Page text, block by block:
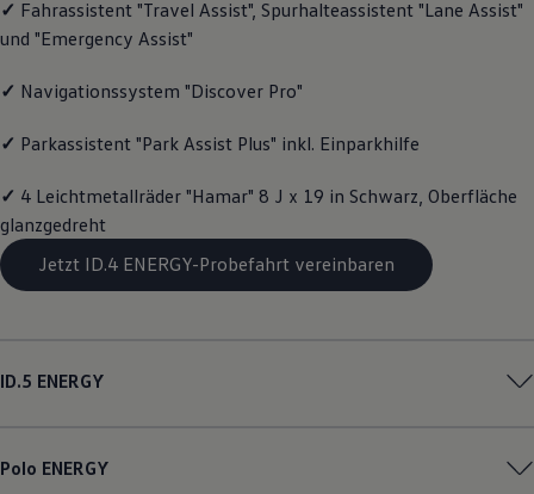
Magazin
Lifestyle
Familie
Pannen- und Unfallhilfe
✓ Fahrassistent "Travel Assist", Spurhalteassistent "Lane Assist"
und "Emergency Assist"
✓ Navigationssystem "Discover Pro"
✓ Parkassistent "Park Assist Plus" inkl. Einparkhilfe
✓ 4 Leichtmetallräder "Hamar" 8 J x 19 in Schwarz, Oberfläche
glanzgedreht
Jetzt ID.4 ENERGY-Probefahrt vereinbaren
ID.5 ENERGY
Polo ENERGY